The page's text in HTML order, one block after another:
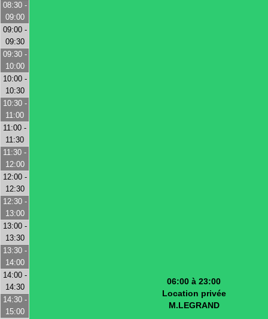
06:00 à 23:00
Location privée
M.LEGRAND
08:30 -
09:00
09:00 -
09:30
09:30 -
10:00
10:00 -
10:30
10:30 -
11:00
11:00 -
11:30
11:30 -
12:00
12:00 -
12:30
12:30 -
13:00
13:00 -
13:30
13:30 -
14:00
14:00 -
14:30
14:30 -
15:00